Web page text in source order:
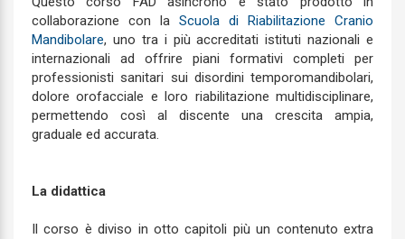
collaborazione con la Scuola di Riabilitazione Cranio
Mandibolare, uno tra i più accreditati istituti nazionali e
internazionali ad offrire piani formativi completi per
professionisti sanitari sui disordini temporomandibolari,
dolore orofacciale e loro riabilitazione multidisciplinare,
permettendo così al discente una crescita ampia,
graduale ed accurata.
La didattica
Il corso è diviso in otto capitoli più un contenuto extra